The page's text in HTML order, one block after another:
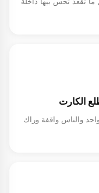
الكارت
والناس واقفة وراك